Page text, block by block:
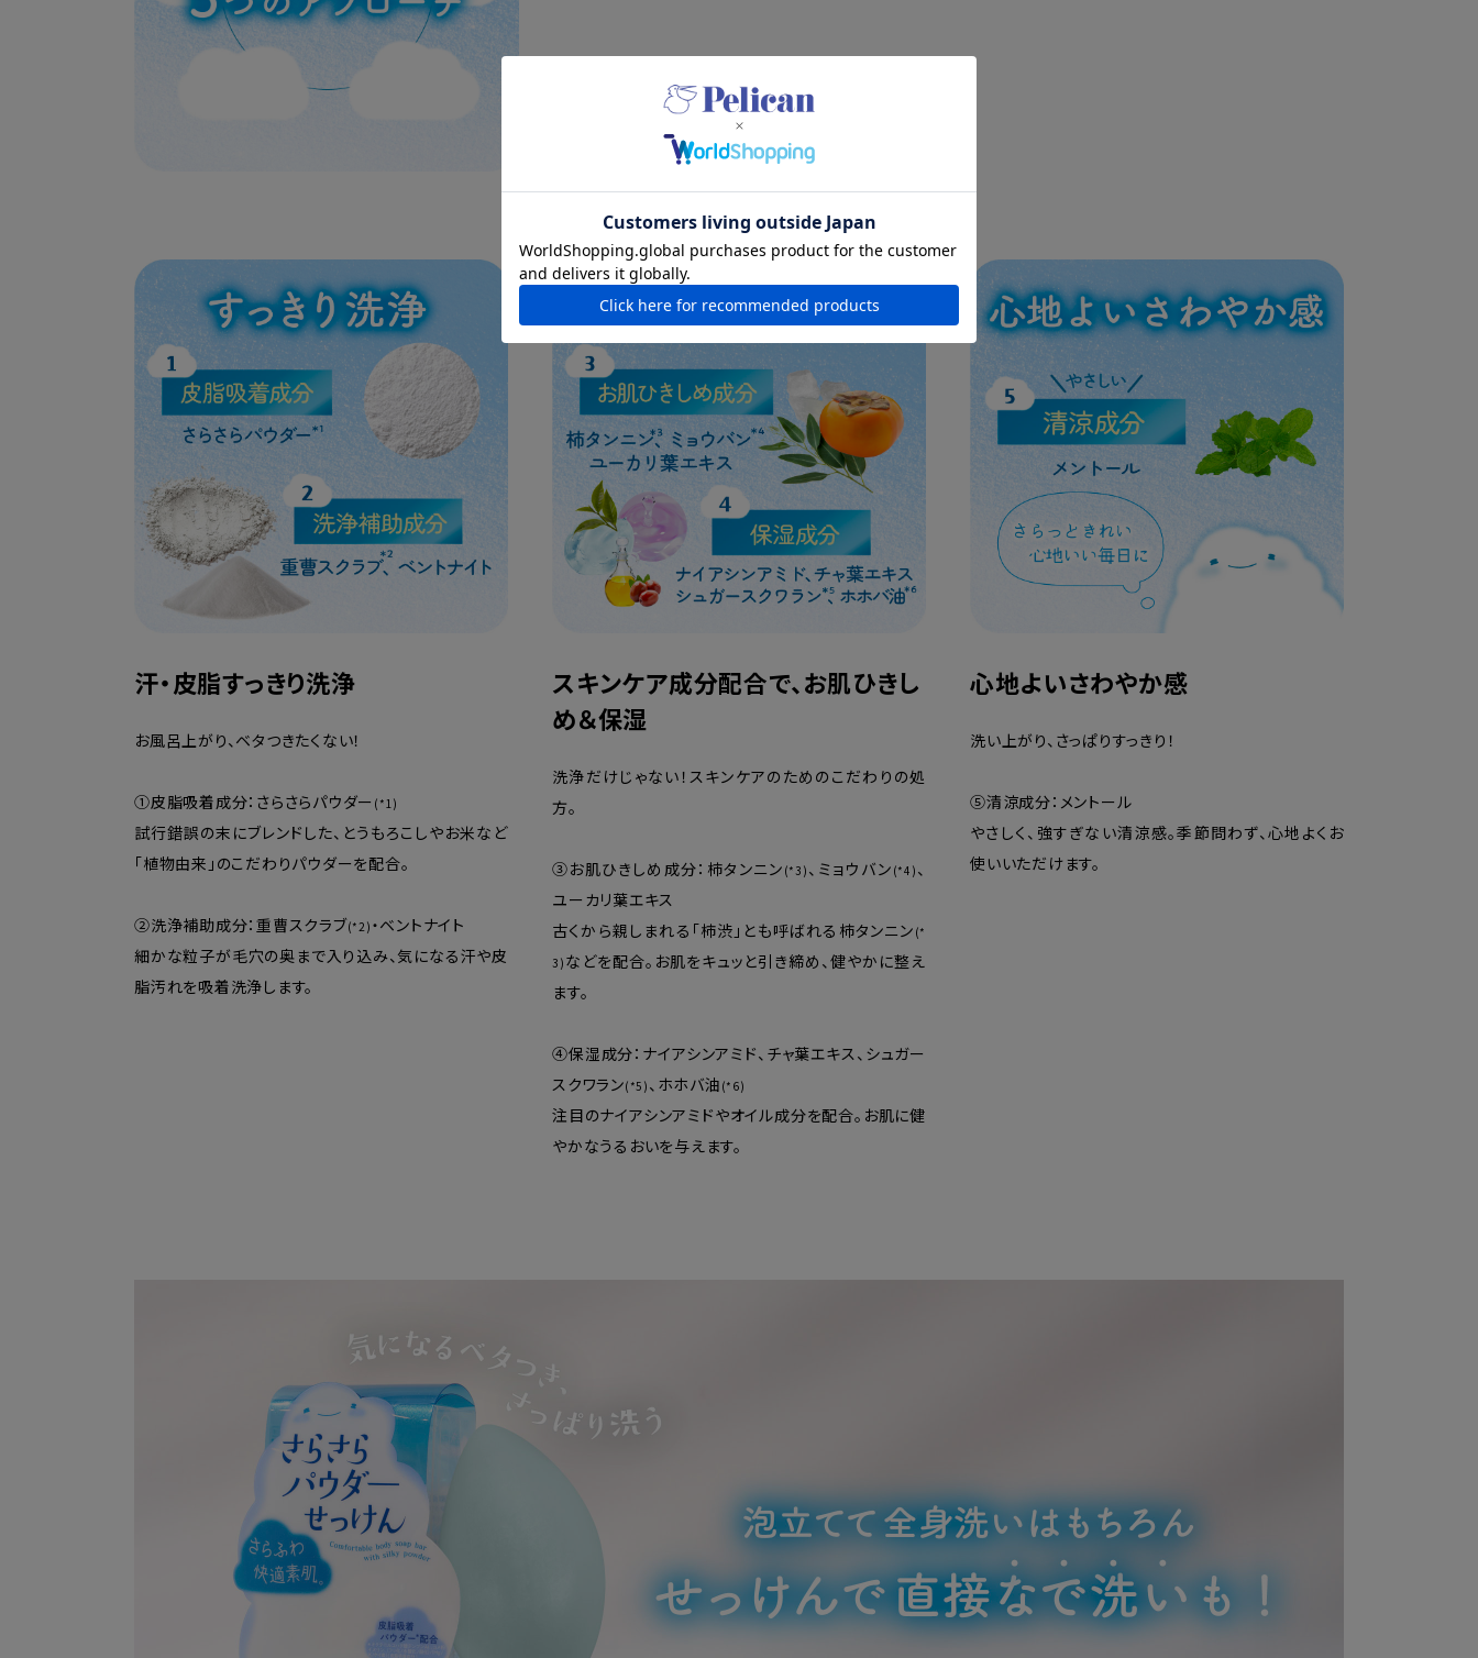
汗・皮脂すっきり洗浄
お風呂上がり、ベタつきたくない！
①皮脂吸着成分：さらさらパウダー (*1)
試行錯誤の末にブレンドした、とうもろこしやお米など
「植物由来」のこだわりパウダーを配合。
②洗浄補助成分：重曹スクラブ(*2) ・ベントナイト
細かな粒子が毛穴の奥まで入り込み、気になる汗や皮
脂汚れを吸着洗浄します。
スキンケア成分配合で、お肌ひきし
め＆保湿
洗浄だけじゃない！スキンケアのためのこだわりの処
方。
③お肌ひきしめ成分：柿タンニン (*3) 、ミョウバン (*4) 、
ユーカリ葉エキス
古くから親しまれる「柿渋」とも呼ばれる柿タンニン (*
3) などを配合。お肌をキュッと引き締め、健やかに整え
ます。
④保湿成分：ナイアシンアミド、チャ葉エキス、シュガー
スクワラン(*5) 、ホホバ油 (*6)
注目のナイアシンアミドやオイル成分を配合。お肌に健
やかなうるおいを与えます。
心地よいさわやか感
洗い上がり、さっぱりすっきり！
⑤清涼成分：メントール
やさしく、強すぎない清涼感。季節問わず、心地よくお
使いいただけます。